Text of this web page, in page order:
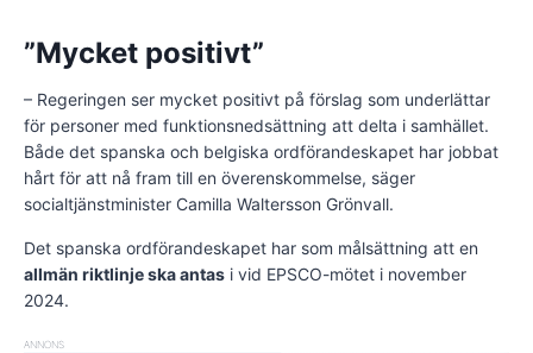
”Mycket positivt”
– Regeringen ser mycket positivt på förslag som underlättar
för personer med funktionsnedsättning att delta i samhället.
Både det spanska och belgiska ordförandeskapet har jobbat
hårt för att nå fram till en överenskommelse, säger
socialtjänstminister Camilla Waltersson Grönvall.
Det spanska ordförandeskapet har som målsättning att en
allmän riktlinje ska antas i vid EPSCO-mötet i november
2024.
ANNONS